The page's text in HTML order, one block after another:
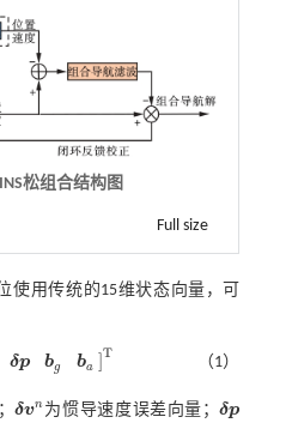
松组合结构图
Full size
使用传统的15维状态向量，可
δp bg ba ]T
（1）
δvn
δvn 为惯导速度误差向量；δp
δp